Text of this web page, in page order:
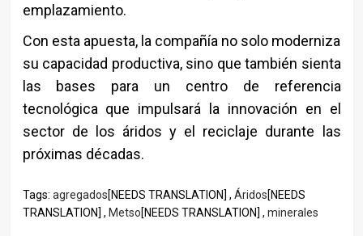
emplazamiento.
Con esta apuesta, la compañía no solo moderniza
su capacidad productiva, sino que también sienta
las bases para un centro de referencia
tecnológica que impulsará la innovación en el
sector de los áridos y el reciclaje durante las
próximas décadas.
Tags: agregados[NEEDS TRANSLATION] , Áridos[NEEDS
TRANSLATION] , Metso[NEEDS TRANSLATION] , minerales